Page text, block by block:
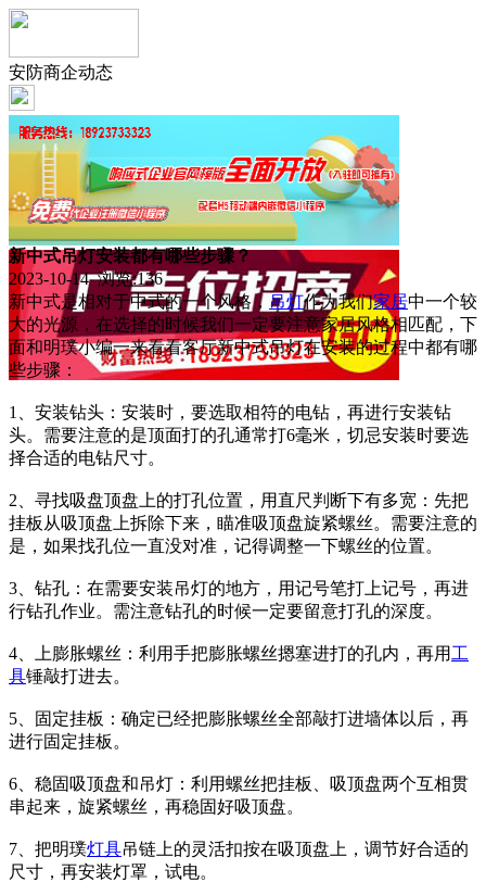
安防商企动态
新中式吊灯安装都有哪些步骤？
2023-10-14 浏览:136
新中式是相对于中式的一个风格， 吊灯作为我们家居中一个较
大的光源，在选择的时候我们一定要注意家居风格相匹配，下
面和明璞小编一来看看客厅新中式吊灯在安装的过程中都有哪
些步骤：
1、安装钻头：安装时，要选取相符的电钻，再进行安装钻
头。需要注意的是顶面打的孔通常打6毫米，切忌安装时要选
择合适的电钻尺寸。
2、寻找吸盘顶盘上的打孔位置，用直尺判断下有多宽：先把
挂板从吸顶盘上拆除下来，瞄准吸顶盘旋紧螺丝。需要注意的
是，如果找孔位一直没对准，记得调整一下螺丝的位置。
3、钻孔：在需要安装吊灯的地方，用记号笔打上记号，再进
行钻孔作业。需注意钻孔的时候一定要留意打孔的深度。
4、上膨胀螺丝：利用手把膨胀螺丝摁塞进打的孔内，再用 工
具锤敲打进去。
5、固定挂板：确定已经把膨胀螺丝全部敲打进墙体以后，再
进行固定挂板。
6、稳固吸顶盘和吊灯：利用螺丝把挂板、吸顶盘两个互相贯
串起来，旋紧螺丝，再稳固好吸顶盘。
7、把明璞灯具吊链上的灵活扣按在吸顶盘上，调节好合适的
尺寸，再安装灯罩，试电。